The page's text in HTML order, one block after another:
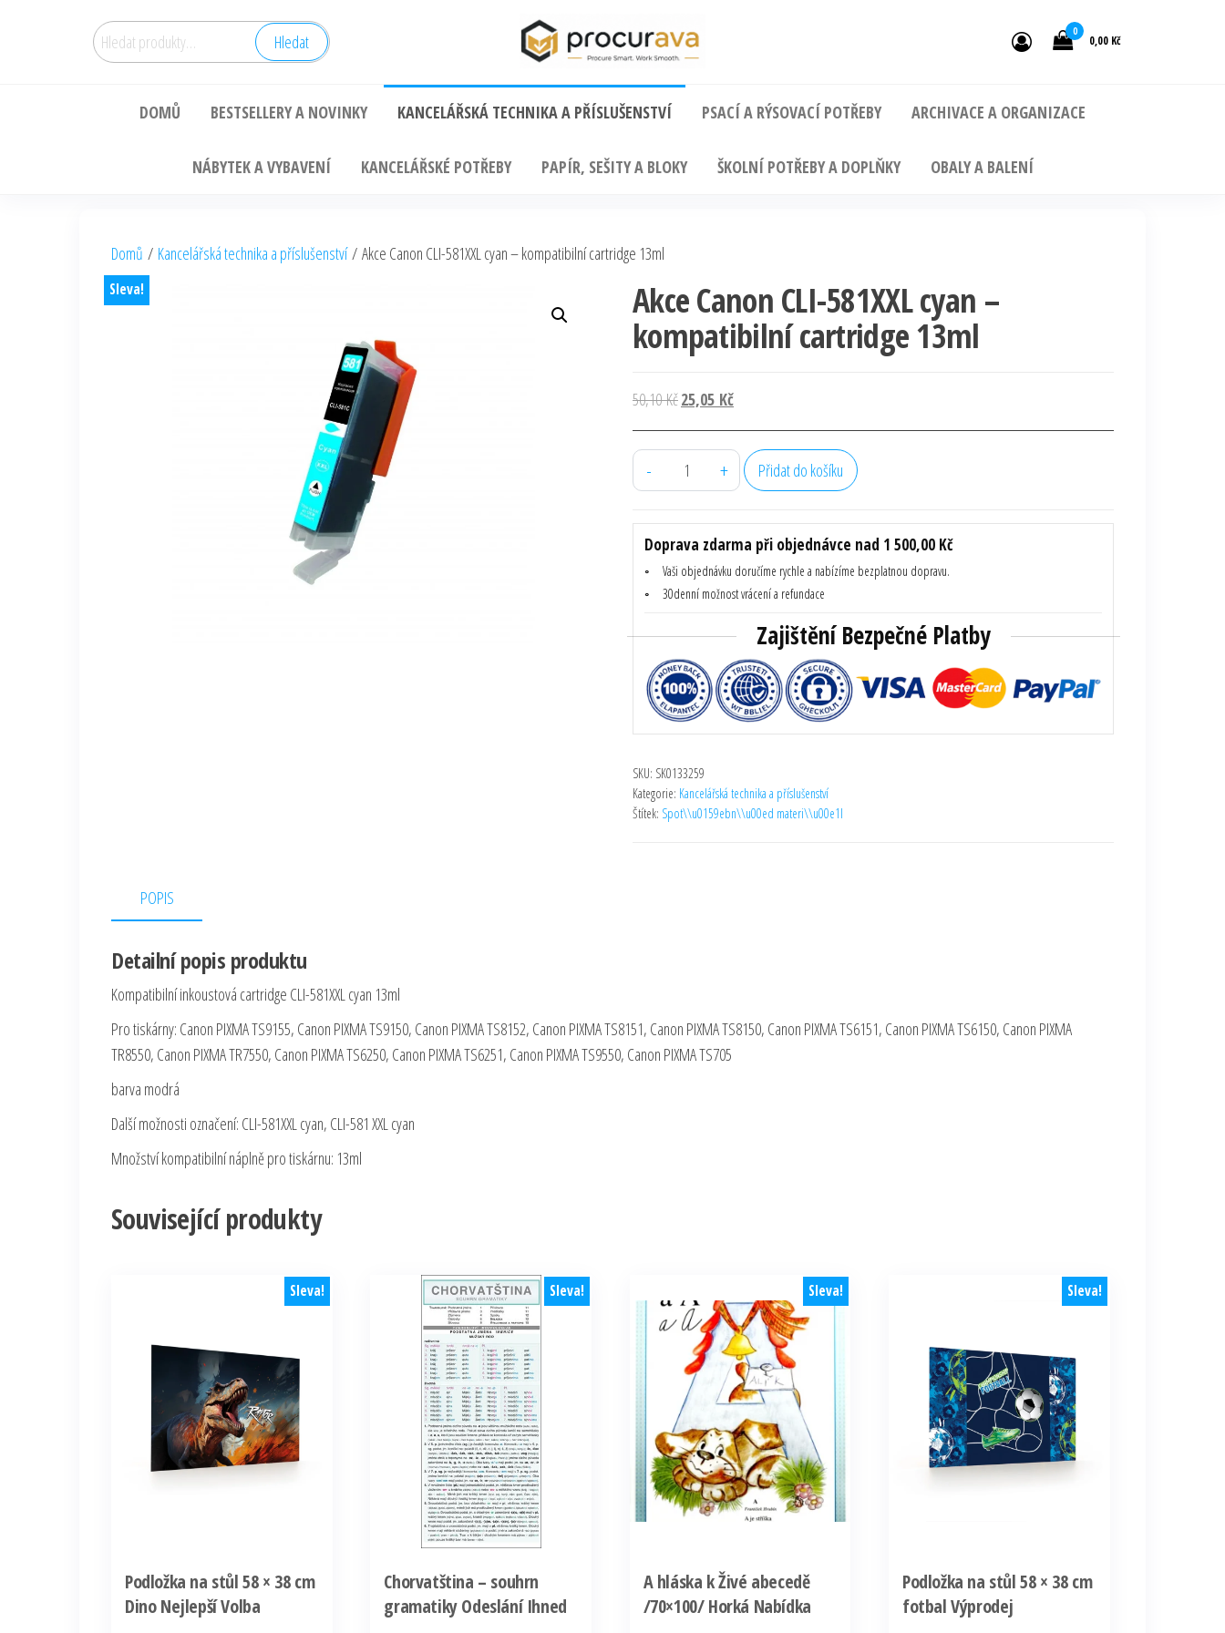
Hledat: Hledat 0
0,00 Kč
DOMŮ BESTSELLERY A NOVINKY KANCELÁŘSKÁ TECHNIKA A PŘÍSLUŠENSTVÍ PSACÍ A RÝSOVACÍ POTŘEBY ARCHIVACE A ORGANIZACE
NÁBYTEK A VYBAVENÍ KANCELÁŘSKÉ POTŘEBY PAPÍR, SEŠITY A BLOKY ŠKOLNÍ POTŘEBY A DOPLŇKY OBALY A BALENÍ
Domů / Kancelářská technika a příslušenství/ Akce Canon CLI-581XXL cyan – kompatibilní cartridge 13ml
Sleva! Akce Canon CLI-581XXL cyan –
kompatibilní cartridge 13ml
50,10KčPůvodní
byla:
50,10 Kč.
25,05 KčAktuální
je:
25,05 Kč.
-
Akce Canon CLI-581XXL cyan - kompatibilní cartridge 13ml množství
+ Přidat do košíku
Doprava zdarma při objednávce nad 1 500,00 Kč
Vaši objednávku doručíme rychle a nabízíme bezplatnou dopravu.
30denní možnost vrácení a refundace
Zajištění Bezpečné Platby
SKU: SK0133259
Kategorie: Kancelářská technika a příslušenství
Štítek: Spot\\u0159ebn\\u00ed materi\\u00e1l
POPIS
Detailní popis produktu
Kompatibilní inkoustová cartridge CLI-581XXL cyan 13ml
Pro tiskárny: Canon PIXMA TS9155, Canon PIXMA TS9150, Canon PIXMA TS8152, Canon PIXMA TS8151, Canon PIXMA TS8150, Canon PIXMA TS6151, Canon PIXMA TS6150, Canon PIXMA
TR8550, Canon PIXMA TR7550, Canon PIXMA TS6250, Canon PIXMA TS6251, Canon PIXMA TS9550, Canon PIXMA TS705
barva modrá
Další možnosti označení: CLI-581XXL cyan, CLI-581 XXL cyan
Množství kompatibilní náplně pro tiskárnu: 13ml
Související produkty
Sleva!
Podložka na stůl 58 × 38 cm
Dino Nejlepší Volba
Sleva!
Chorvatština – souhrn
gramatiky Odeslání Ihned
Sleva!
A hláska k Živé abecedě
/70×100/ Horká Nabídka
Sleva!
Podložka na stůl 58 × 38 cm
fotbal Výprodej